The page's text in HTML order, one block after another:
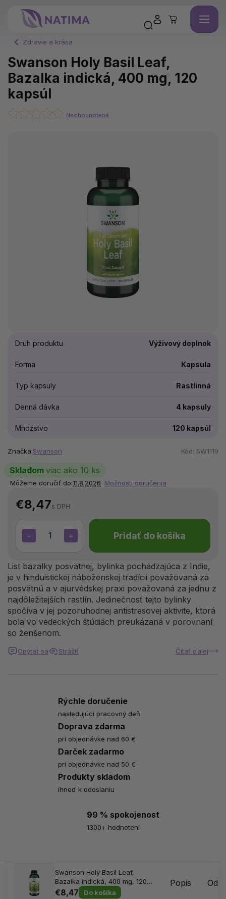
Zdravie a krása
Swanson Holy Basil Leaf,
Bazalka indická, 400 mg, 120
kapsúl
Neohodnotené
€8,47s DPH
+
− Pridať do košíka
List bazalky posvätnej, bylinka pochádzajúca z Indie,
je v hinduistickej náboženskej tradícii považovaná za
posvätnú a v ajurvédskej praxi považovaná za jednu z
najdôležitejších rastlín. Jedinečnosť tejto bylinky
spočíva v jej pozoruhodnej antistresovej aktivite, ktorá
bola vo vedeckých štúdiách preukázaná v porovnaní
so ženšenom.
Čítať ďalej
Opýtať sa Strážiť
Značka:Swanson Kód: SW1119
Druh produktu Výživový doplnok
Forma Kapsula
Typ kapsuly Rastlinná
Denná dávka 4 kapsuly
Množstvo 120 kapsúl
Skladom viac ako 10 ks
Môžeme doručiť do:11.8.2026 Možnosti doručenia
Rýchle doručenie
nasledujúci pracovný deň
Doprava zdarma
pri objednávke nad 60 €
Darček zadarmo
pri objednávke nad 50 €
Produkty skladom
ihneď k odoslaniu
99 % spokojenost
1300+ hodnotení
Swanson Holy Basil Leaf,
Bazalka indická, 400 mg, 120
kapsúl
€8,47 Do košíka
Popis